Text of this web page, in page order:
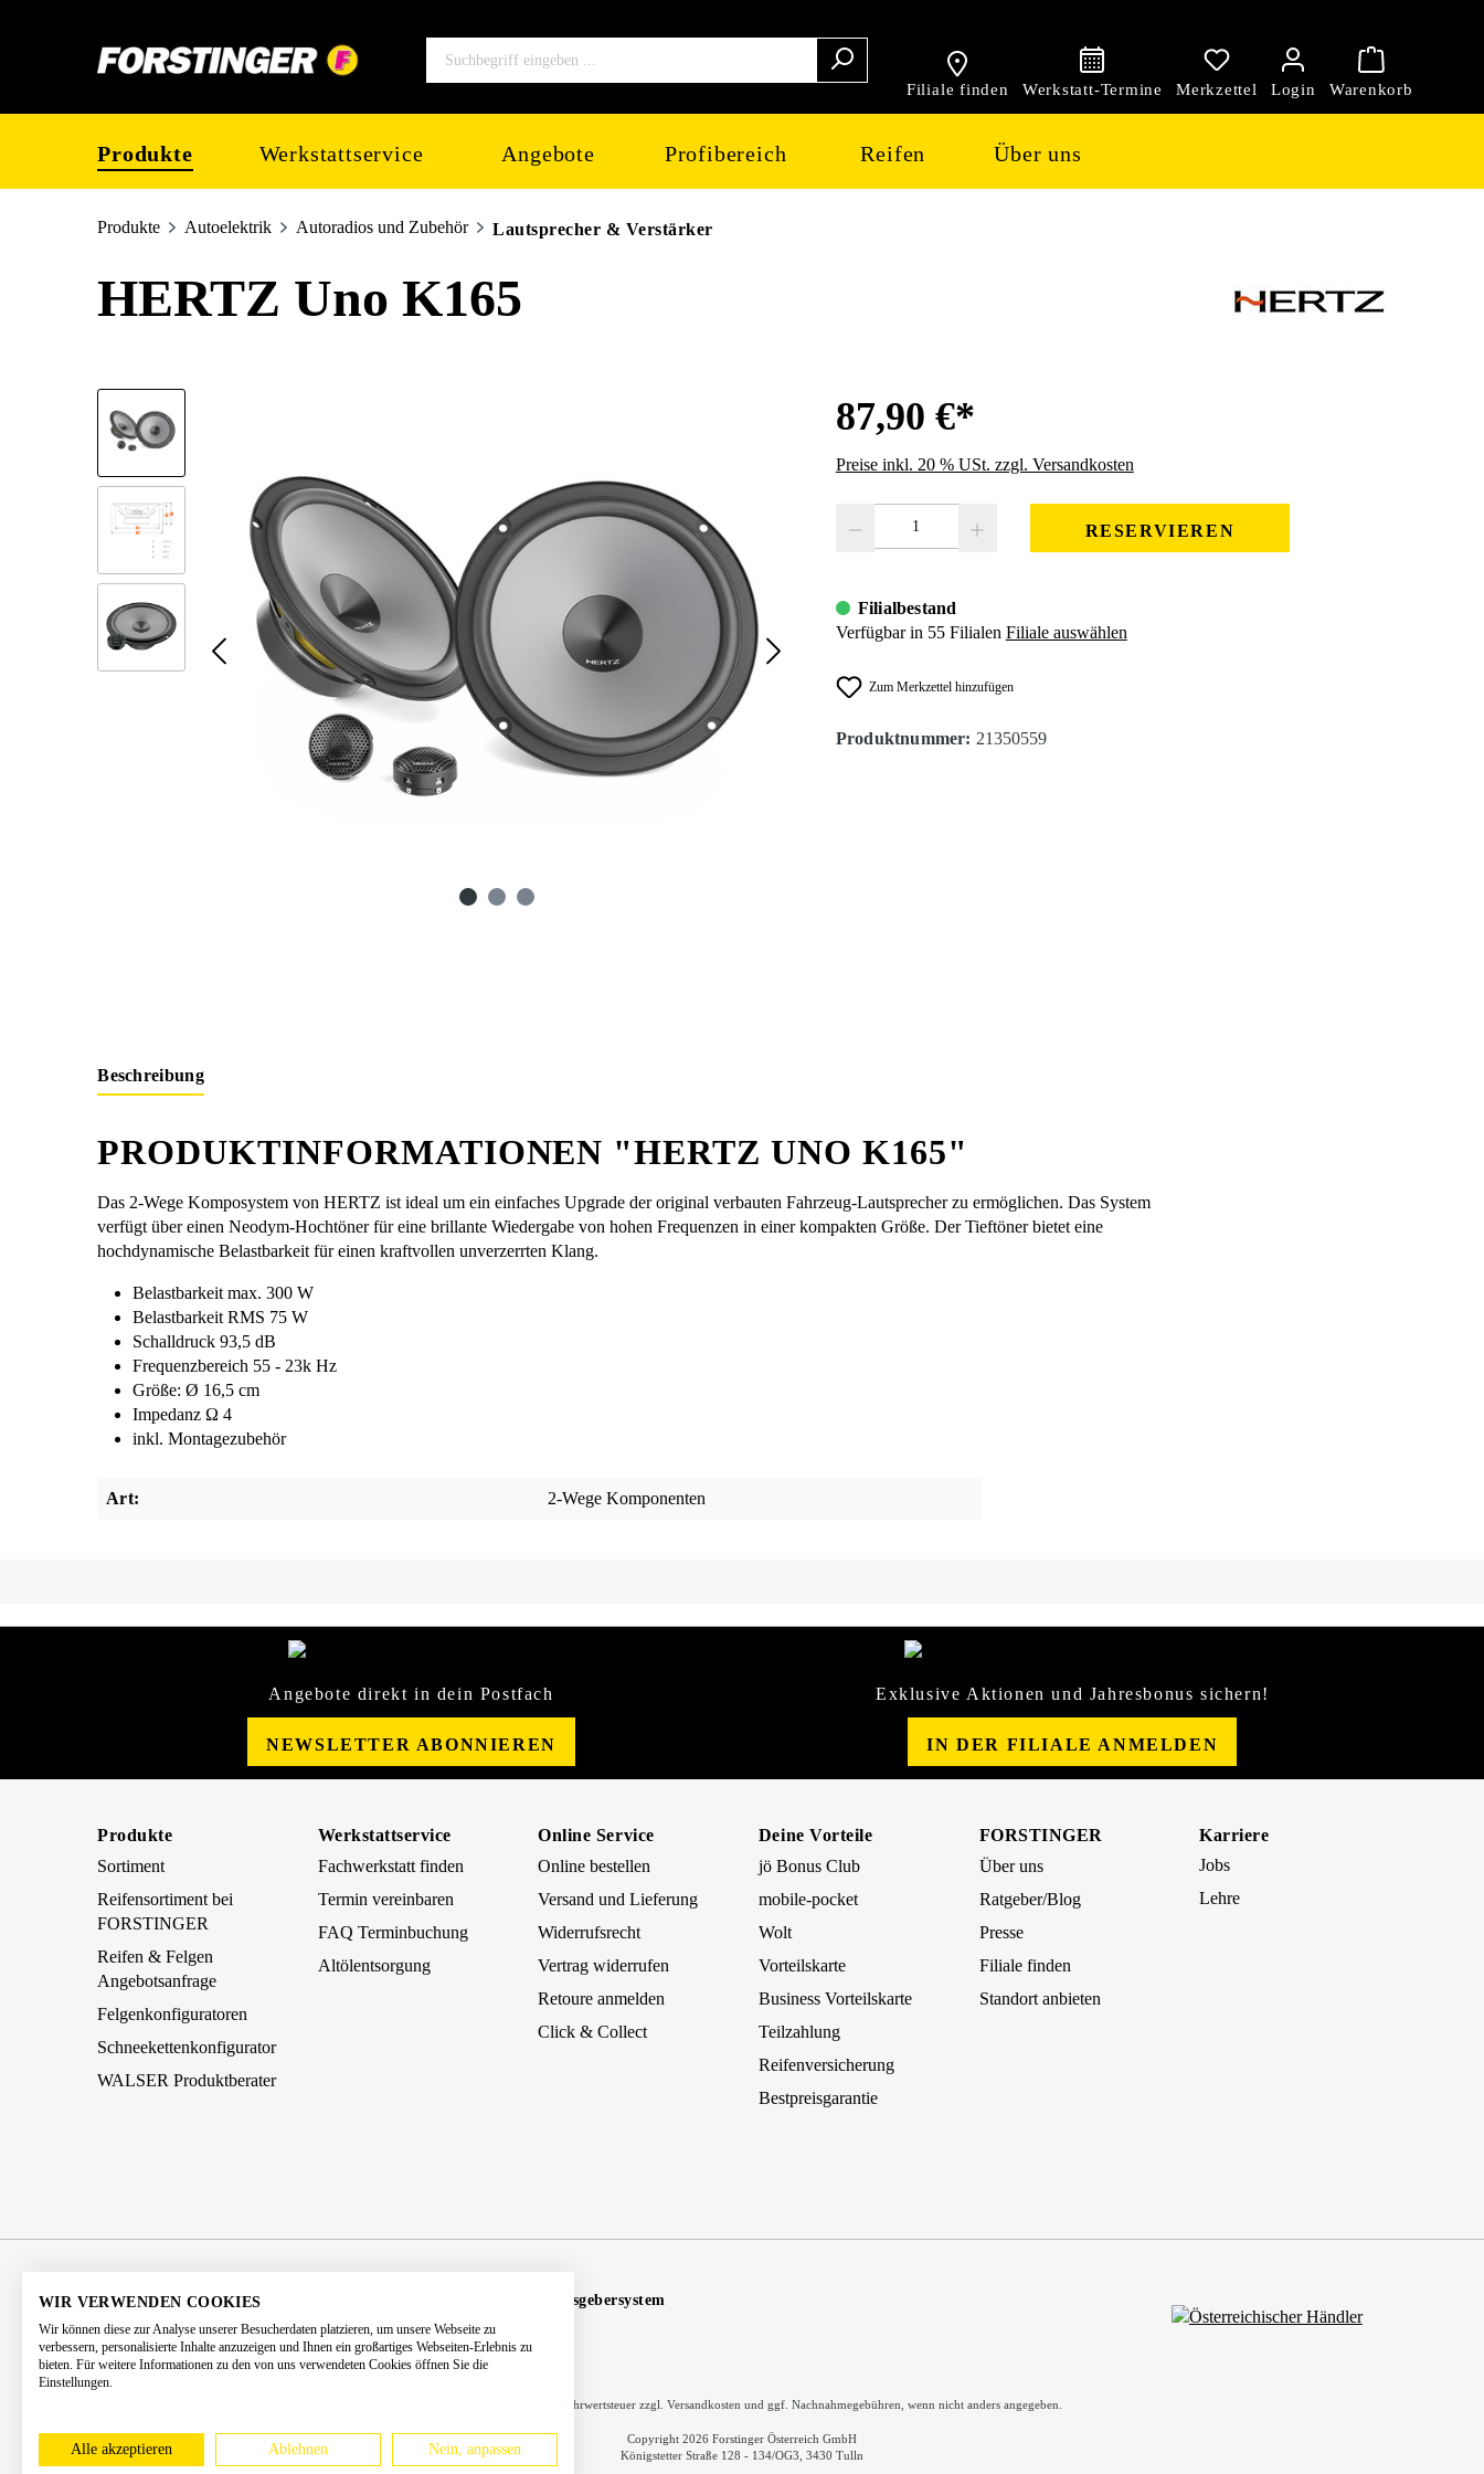
Filiale finden
Produkte Werkstattservice Angebote Profibereich Reifen Über uns
Produkte Autoelektrik Autoradios und Zubehör Lautsprecher & Verstärker
HERTZ Uno K165
87,90 €*
Preise inkl. 20 % USt. zzgl. Versandkosten
RESERVIEREN
Filialbestand
Verfügbar in 55 Filialen Filiale auswählen
Zum Merkzettel hinzufügen
Produktnummer: 21350559
Beschreibung
PRODUKTINFORMATIONEN "HERTZ UNO K165"
Das 2-Wege Komposystem von HERTZ ist ideal um ein einfaches Upgrade der original verbauten Fahrzeug-Lautsprecher zu ermöglichen. Das System
verfügt über einen Neodym-Hochtöner für eine brillante Wiedergabe von hohen Frequenzen in einer kompakten Größe. Der Tieftöner bietet eine
hochdynamische Belastbarkeit für einen kraftvollen unverzerrten Klang.
Belastbarkeit max. 300 W
Belastbarkeit RMS 75 W
Schalldruck 93,5 dB
Frequenzbereich 55 - 23k Hz
Größe: Ø 16,5 cm
Impedanz Ω 4
inkl. Montagezubehör
Art: 2-Wege Komponenten
Angebote direkt in dein Postfach
NEWSLETTER ABONNIEREN
Exklusive Aktionen und Jahresbonus sichern!
IN DER FILIALE ANMELDEN
Produkte
Sortiment
Reifensortiment bei
FORSTINGER
Reifen & Felgen
Angebotsanfrage
Felgenkonfiguratoren
Schneekettenkonfigurator
WALSER Produktberater
Werkstattservice
Fachwerkstatt finden
Termin vereinbaren
FAQ Terminbuchung
Altölentsorgung
Online Service
Online bestellen
Versand und Lieferung
Widerrufsrecht
Vertrag widerrufen
Retoure anmelden
Click & Collect
Deine Vorteile
jö Bonus Club
mobile-pocket
Wolt
Vorteilskarte
Business Vorteilskarte
Teilzahlung
Reifenversicherung
Bestpreisgarantie
FORSTINGER
Über uns
Ratgeber/Blog
Presse
Filiale finden
Standort anbieten
Karriere
Jobs
Lehre
AGB Impressum
Hinweisgebersystem
Barrierefreiheitserklärung
Kontakt
* Alle Preise inkl. gesetzl. Mehrwertsteuer zzgl. Versandkosten und ggf. Nachnahmegebühren, wenn nicht anders angegeben.
Copyright 2026 Forstinger Österreich GmbH
Königstetter Straße 128 - 134/OG3, 3430 Tulln
WIR VERWENDEN COOKIES
Wir können diese zur Analyse unserer Besucherdaten platzieren, um unsere Webseite zu
verbessern, personalisierte Inhalte anzuzeigen und Ihnen ein großartiges Webseiten-Erlebnis zu
bieten. Für weitere Informationen zu den von uns verwendeten Cookies öffnen Sie die
Einstellungen.
Alle akzeptieren Ablehnen Nein, anpassen